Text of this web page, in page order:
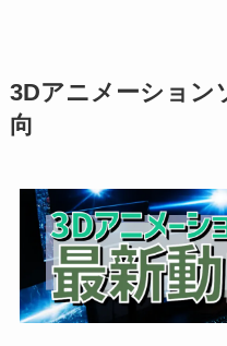
3Dアニメーション
向